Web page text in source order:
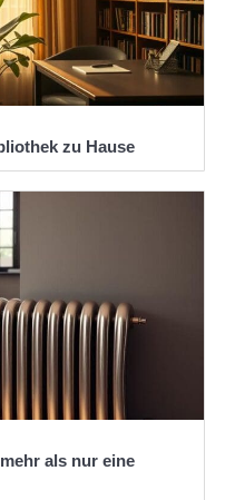
zu Hause
als nur eine